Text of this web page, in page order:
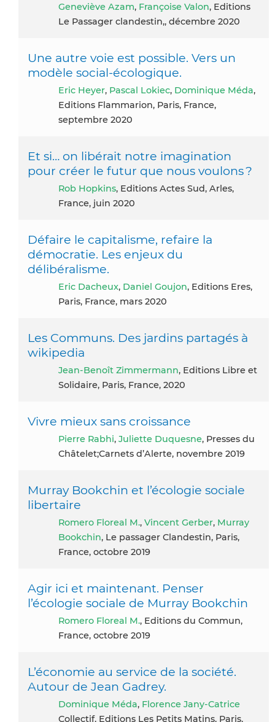
Geneviève Azam, Françoise Valon, Editions
Le Passager clandestin,, décembre 2020
Une autre voie est possible. Vers un
modèle social-écologique.
Eric Heyer, Pascal Lokiec, Dominique Méda,
Editions Flammarion, Paris, France,
septembre 2020
Et si… on libérait notre imagination
pour créer le futur que nous voulons ?
Rob Hopkins, Editions Actes Sud, Arles,
France, juin 2020
Défaire le capitalisme, refaire la
démocratie. Les enjeux du
délibéralisme.
Eric Dacheux, Daniel Goujon, Editions Eres,
Paris, France, mars 2020
Les Communs. Des jardins partagés à
wikipedia
Jean-Benoît Zimmermann, Editions Libre et
Solidaire, Paris, France, 2020
Vivre mieux sans croissance
Pierre Rabhi, Juliette Duquesne, Presses du
Châtelet;Carnets d’Alerte, novembre 2019
Murray Bookchin et l’écologie sociale
libertaire
Romero Floreal M., Vincent Gerber, Murray
Bookchin, Le passager Clandestin, Paris,
France, octobre 2019
Agir ici et maintenant. Penser
l’écologie sociale de Murray Bookchin
Romero Floreal M., Editions du Commun,
France, octobre 2019
L’économie au service de la société.
Autour de Jean Gadrey.
Dominique Méda, Florence Jany-Catrice
Collectif, Editions Les Petits Matins, Paris,